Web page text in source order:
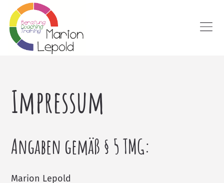
Impressum
Angaben gemäß § 5 TMG:
Marion Lepold